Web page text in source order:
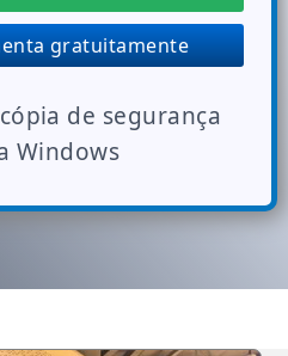
gratuitamente
de segurança
Windows